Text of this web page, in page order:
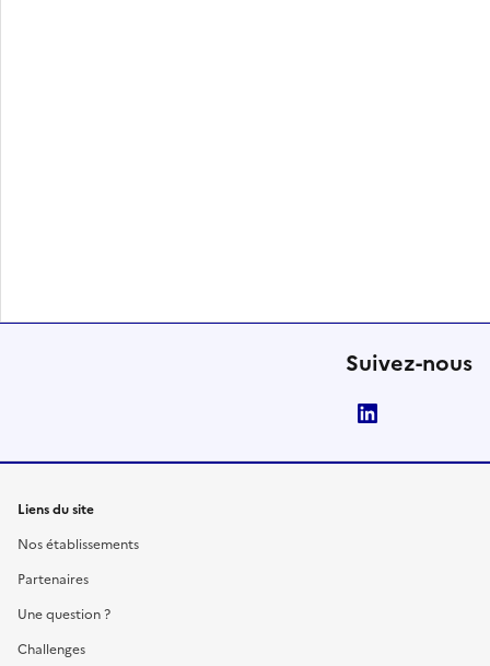
Suivez-nous
Liens du site
Nos établissements
Partenaires
Une question ?
Challenges